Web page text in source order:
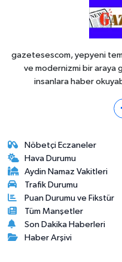
gazetesescom, yepyeni
ve modernizmi bir araya
insanlara haber
Nöbetçi Eczaneler
Hava Durumu
Aydin Namaz Vakitleri
Trafik Durumu
Puan Durumu ve Fikstür
Tüm Manşetler
Son Dakika Haberleri
Haber Arşivi